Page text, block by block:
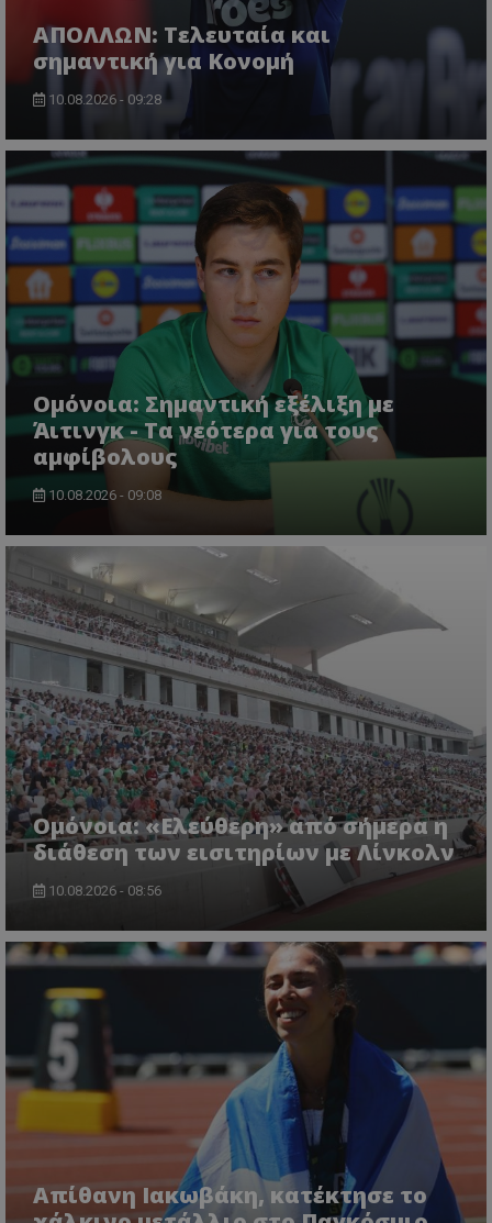
ΑΠΟΛΛΩΝ: Τελευταία και
σημαντική για Κονομή
10.08.2026 - 09:28
Ομόνοια: Σημαντική εξέλιξη με
Άιτινγκ - Τα νεότερα για τους
αμφίβολους
10.08.2026 - 09:08
Ομόνοια: «Ελεύθερη» από σήμερα η
διάθεση των εισιτηρίων με Λίνκολν
10.08.2026 - 08:56
Απίθανη Ιακωβάκη, κατέκτησε το